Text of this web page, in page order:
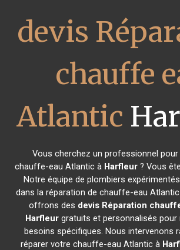
devis
chauffe
Atlantic
Vous cherchez un professionnel
chauffe-eau Atlantic à Harfleur ? Vous
Notre équipe de plombiers
dans la réparation de chauffe-eau
offrons des devis Réparation
Harfleur gratuits et personnalisés pour
besoins spécifiques. Nous intervenons
réparer votre chauffe-eau Atlantic à